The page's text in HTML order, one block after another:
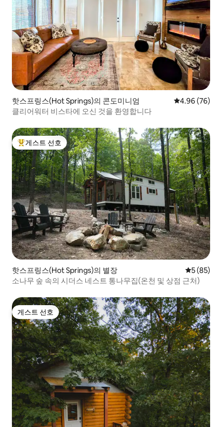
핫스프링스(Hot Springs)의 콘도미니엄 평점 4.96점(5
4.96 (76)
클리어워터 비스타에 오신 것을 환영합니다
상위 게스트 선호
게스트 선호
핫스프링스(Hot Springs)의 별장 평점 5점(5
5 (85)
소나무 숲 속의 시더스 네스트 통나무집(온천 및 상점 근처)
게스트 선호
게스트 선호